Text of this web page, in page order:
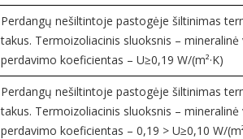
Perdangų nešiltintoje pastogėje šiltinimas
takus. Termoizoliacinis sluoksnis –
perdavimo koeficientas – U≥0,19 W/(m²·K)
Perdangų nešiltintoje pastogėje šiltinimas
takus. Termoizoliacinis sluoksnis –
perdavimo koeficientas – 0,19 > U≥0,10 W/